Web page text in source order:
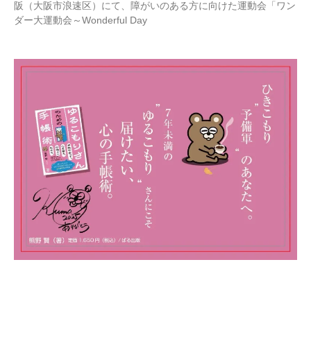
阪（大阪市浪速区）にて、障がいのある方に向けた運動会「ワン
ダー大運動会～Wonderful Day